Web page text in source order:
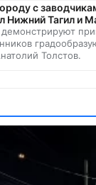
с
Нижний Тагил и
Толстов.